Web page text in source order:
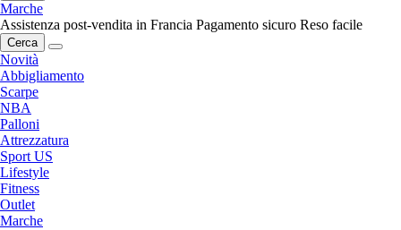
Marche
Assistenza post-vendita in Francia Pagamento sicuro Reso facile
Cerca
Novità
Abbigliamento
Scarpe
NBA
Palloni
Attrezzatura
Sport US
Lifestyle
Fitness
Outlet
Marche